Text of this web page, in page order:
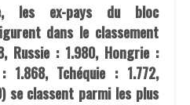
les ex-pays du bloc
dans le classement
Russie : 1.980, Hongrie :
1.868, Tchéquie : 1.772,
se classent parmi les plus